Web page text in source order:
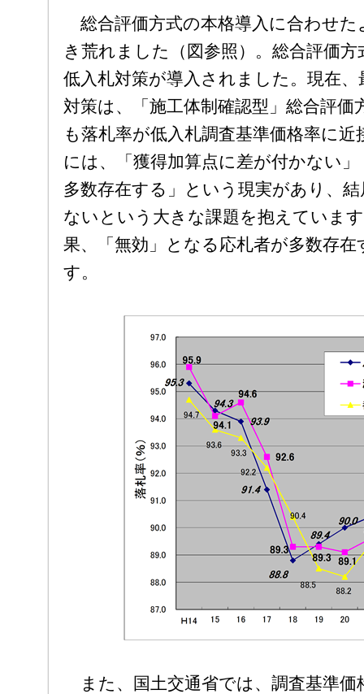
総合評価方式の本格導入に合わせた
き荒れました（図参照）。総合評価
低入札対策が導入されました。現在
対策は、「施工体制確認型」総合評
も落札率が低入札調査基準価格率に
には、「獲得加算点に差が付かない
多数存在する」という現実があり、
ないという大きな課題を抱えていま
果、「無効」となる応札者が多数存
す。
また、国土交通省では、調査基準価